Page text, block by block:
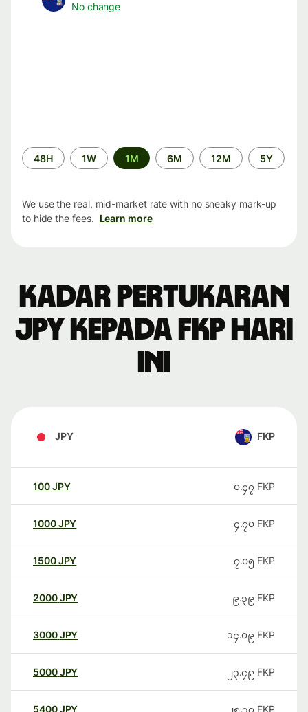
No change
Time
period
48H 1W 1M 6M 12M 5Y
We use the real, mid-market rate with no sneaky mark-up
to hide the fees. Learn more
Kadar pertukaran
JPY kepada FKP hari
ini
JPY FKP
100JPY ၀.၄၇ FKP
1000JPY ၄.၇၀ FKP
1500JPY ၇.၀၅ FKP
2000JPY ၉.၃၉ FKP
3000JPY ၁၄.၀၉ FKP
5000JPY ၂၃.၄၉ FKP
5400JPY ၂၅.၃၇ FKP